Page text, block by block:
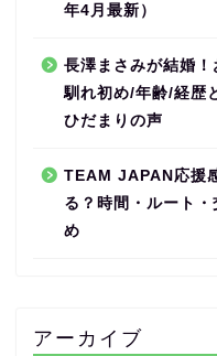
年4月最新）
長澤まさみが結婚！
馴れ初め/年齢/経歴
ひだまりの声
TEAM JAPAN応援
る？時間・ルート
め
アーカイブ